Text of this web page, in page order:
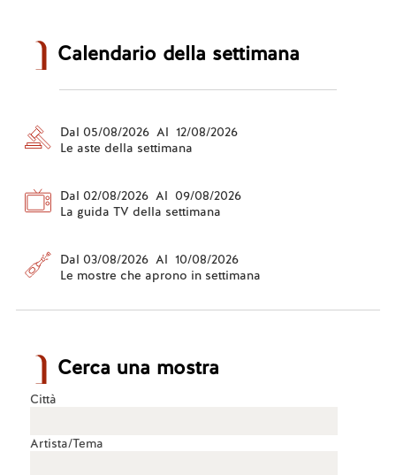
Calendario della settimana
Dal 05/08/2026 Al 12/08/2026
Le aste della settimana
Dal 02/08/2026 Al 09/08/2026
La guida TV della settimana
Dal 03/08/2026 Al 10/08/2026
Le mostre che aprono in settimana
Cerca una mostra
Città
Artista/Tema